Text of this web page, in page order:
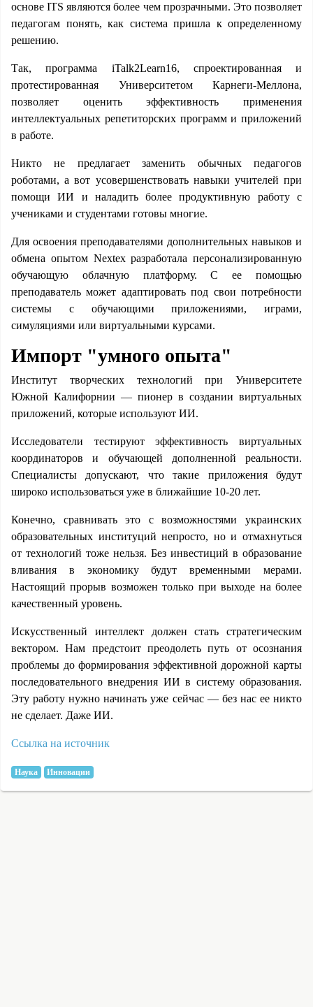
основе ITS являются более чем прозрачными. Это позволяет
педагогам понять, как система пришла к определенному
решению.
Так, программа iTalk2Learn16, спроектированная и
протестированная Университетом Карнеги-Меллона,
позволяет оценить эффективность применения
интеллектуальных репетиторских программ и приложений
в работе.
Никто не предлагает заменить обычных педагогов
роботами, а вот усовершенствовать навыки учителей при
помощи ИИ и наладить более продуктивную работу с
учениками и студентами готовы многие.
Для освоения преподавателями дополнительных навыков и
обмена опытом Nextex разработала персонализированную
обучающую облачную платформу. С ее помощью
преподаватель может адаптировать под свои потребности
системы с обучающими приложениями, играми,
симуляциями или виртуальными курсами.
Импорт "умного опыта"
Институт творческих технологий при Университете
Южной Калифорнии — пионер в создании виртуальных
приложений, которые используют ИИ.
Исследователи тестируют эффективность виртуальных
координаторов и обучающей дополненной реальности.
Специалисты допускают, что такие приложения будут
широко использоваться уже в ближайшие 10-20 лет.
Конечно, сравнивать это с возможностями украинских
образовательных институций непросто, но и отмахнуться
от технологий тоже нельзя. Без инвестиций в образование
вливания в экономику будут временными мерами.
Настоящий прорыв возможен только при выходе на более
качественный уровень.
Искусственный интеллект должен стать стратегическим
вектором. Нам предстоит преодолеть путь от осознания
проблемы до формирования эффективной дорожной карты
последовательного внедрения ИИ в систему образования.
Эту работу нужно начинать уже сейчас — без нас ее никто
не сделает. Даже ИИ.
Ссылка на источник
Наука Инновации